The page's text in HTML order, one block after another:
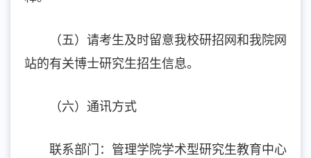
（五）请考生及时留意我校研招网和我院网
站的有关博士研究生招生信息。
（六）通讯方式
联系部门：管理学院学术型研究生教育中心